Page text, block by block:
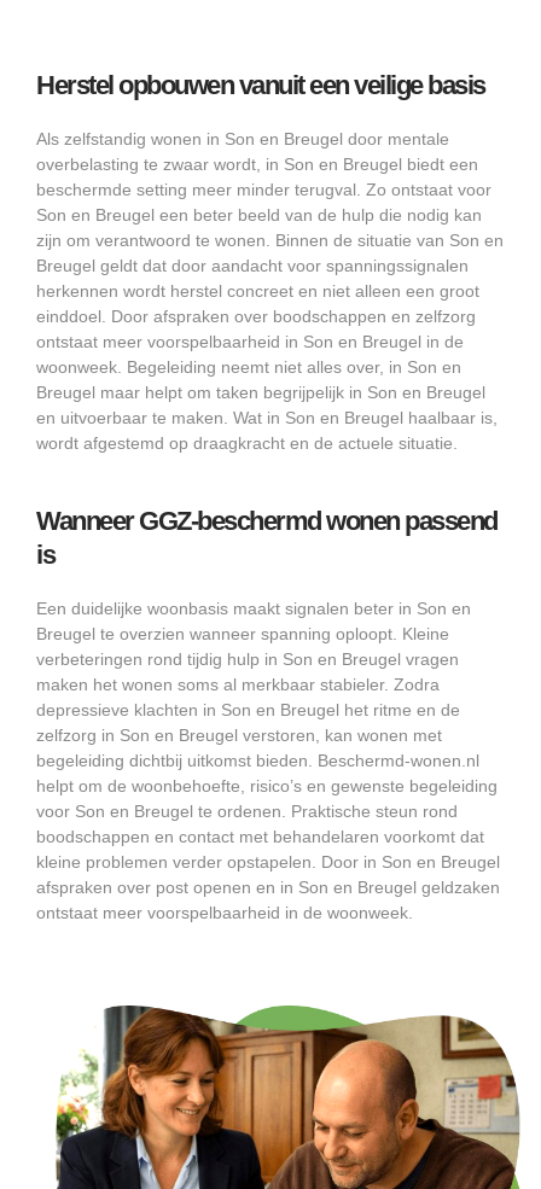
Herstel opbouwen vanuit een veilige basis
Als zelfstandig wonen in Son en Breugel door mentale
overbelasting te zwaar wordt, in Son en Breugel biedt een
beschermde setting meer minder terugval. Zo ontstaat voor
Son en Breugel een beter beeld van de hulp die nodig kan
zijn om verantwoord te wonen. Binnen de situatie van Son en
Breugel geldt dat door aandacht voor spanningssignalen
herkennen wordt herstel concreet en niet alleen een groot
einddoel. Door afspraken over boodschappen en zelfzorg
ontstaat meer voorspelbaarheid in Son en Breugel in de
woonweek. Begeleiding neemt niet alles over, in Son en
Breugel maar helpt om taken begrijpelijk in Son en Breugel
en uitvoerbaar te maken. Wat in Son en Breugel haalbaar is,
wordt afgestemd op draagkracht en de actuele situatie.
Wanneer GGZ-beschermd wonen passend
is
Een duidelijke woonbasis maakt signalen beter in Son en
Breugel te overzien wanneer spanning oploopt. Kleine
verbeteringen rond tijdig hulp in Son en Breugel vragen
maken het wonen soms al merkbaar stabieler. Zodra
depressieve klachten in Son en Breugel het ritme en de
zelfzorg in Son en Breugel verstoren, kan wonen met
begeleiding dichtbij uitkomst bieden. Beschermd-wonen.nl
helpt om de woonbehoefte, risico’s en gewenste begeleiding
voor Son en Breugel te ordenen. Praktische steun rond
boodschappen en contact met behandelaren voorkomt dat
kleine problemen verder opstapelen. Door in Son en Breugel
afspraken over post openen en in Son en Breugel geldzaken
ontstaat meer voorspelbaarheid in de woonweek.